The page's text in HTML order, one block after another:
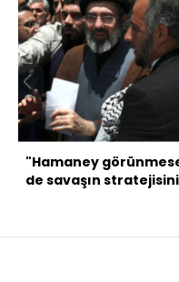
"Hamaney
de savaşın stratejisini